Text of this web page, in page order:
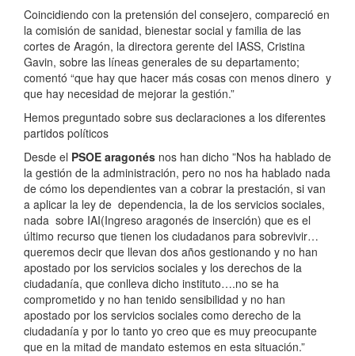
Coincidiendo con la pretensión del consejero, compareció en
la comisión de sanidad, bienestar social y familia de las
cortes de Aragón, la directora gerente del IASS, Cristina
Gavin, sobre las líneas generales de su departamento;
comentó “que hay que hacer más cosas con menos dinero y
que hay necesidad de mejorar la gestión.”
Hemos preguntado sobre sus declaraciones a los diferentes
partidos políticos
Desde el PSOE aragonés nos han dicho ”Nos ha hablado de
la gestión de la administración, pero no nos ha hablado nada
de cómo los dependientes van a cobrar la prestación, si van
a aplicar la ley de dependencia, la de los servicios sociales,
nada sobre IAI(Ingreso aragonés de inserción) que es el
último recurso que tienen los ciudadanos para sobrevivir…
queremos decir que llevan dos años gestionando y no han
apostado por los servicios sociales y los derechos de la
ciudadanía, que conlleva dicho instituto….no se ha
comprometido y no han tenido sensibilidad y no han
apostado por los servicios sociales como derecho de la
ciudadanía y por lo tanto yo creo que es muy preocupante
que en la mitad de mandato estemos en esta situación.”